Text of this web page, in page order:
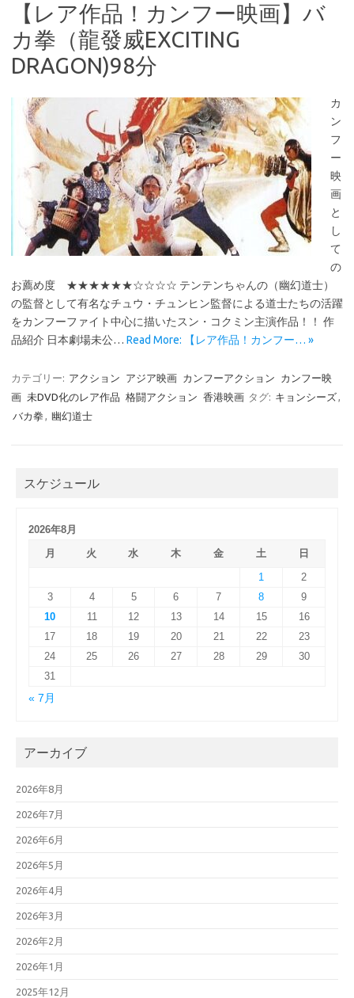
【レア作品！カンフー映画】バ
カ拳（龍發威EXCITING
DRAGON)98分
カ
ン
フ
ー
映
画
と
し
て
の
お薦め度 ★★★★★★☆☆☆☆ テンテンちゃんの（幽幻道士）
の監督として有名なチュウ・チュンヒン監督による道士たちの活躍
をカンフーファイト中心に描いたスン・コクミン主演作品！！ 作
品紹介 日本劇場未公… Read More: 【レア作品！カンフー… »
カテゴリー: アクション アジア映画 カンフーアクション
カンフー映
画 未DVD化のレア作品 格闘アクション 香港映画 タグ: キョンシーズ,
バカ拳 , 幽幻道士
スケジュール
2026年8月
月
火 水 木 金 土
日
1
2
3
4 5 6 7 8
9
10
11 12 13 14 15
16
17
18 19 20 21 22
23
24
25 26 27 28 29
30
31
« 7月
アーカイブ
2026年8月
2026年7月
2026年6月
2026年5月
2026年4月
2026年3月
2026年2月
2026年1月
2025年12月